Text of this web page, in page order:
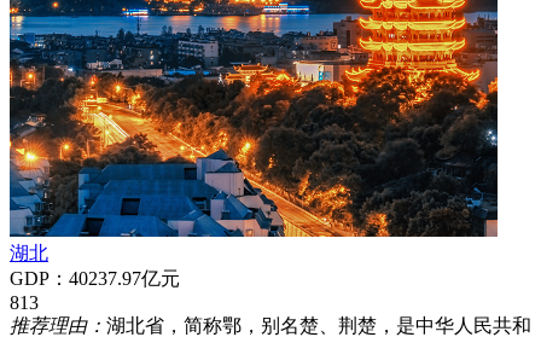
湖北
GDP：40237.97亿元
813
推荐理由： 湖北省，简称鄂，别名楚、荆楚，是中华人民共和